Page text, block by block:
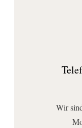
Wandmontage sorgt
während das
Wir